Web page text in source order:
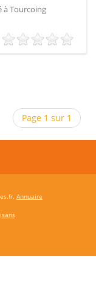
à Tourcoing
Page 1 sur 1
Annuaire